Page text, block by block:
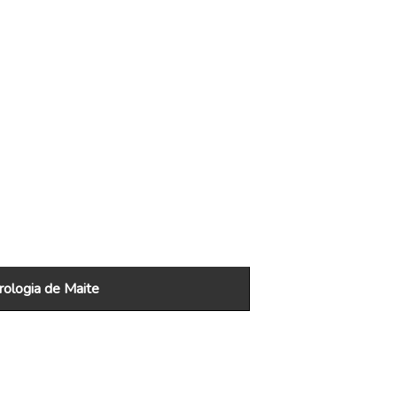
de Maite